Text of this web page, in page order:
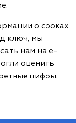
о сроках
ключ, мы
нам на e-
оценить
цифры.